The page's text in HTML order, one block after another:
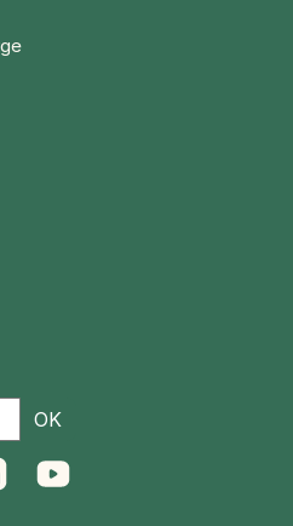
- Parlement Européen -
OK